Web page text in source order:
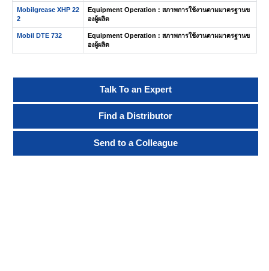
Mobilgrease XHP 22
2
Equipment Operation : สภาพการใช้งานตามมาตรฐานข
องผู้ผลิต
Mobil DTE 732
Equipment Operation : สภาพการใช้งานตามมาตรฐานข
องผู้ผลิต
Talk To an Expert
Find a Distributor
Send to a Colleague